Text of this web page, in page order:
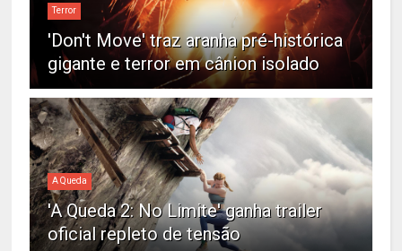
Terror
'Don't Move' traz aranha pré-histórica
gigante e terror em cânion isolado
A Queda
'A Queda 2: No Limite' ganha trailer
oficial repleto de tensão